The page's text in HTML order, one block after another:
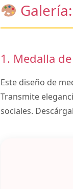
1. Medalla
Este diseño de
Transmite
sociales.